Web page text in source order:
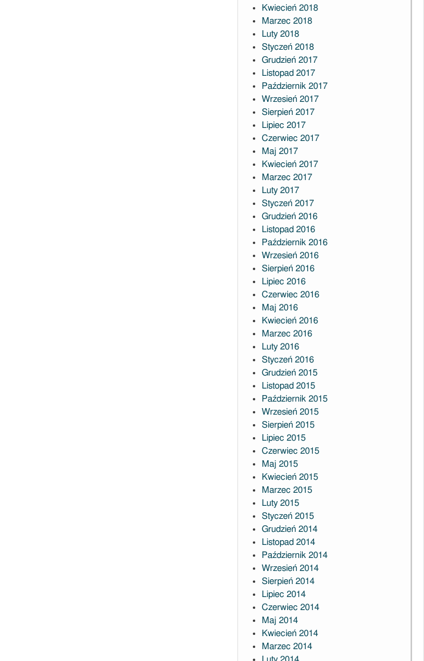
Kwiecień 2018
Marzec 2018
Luty 2018
Styczeń 2018
Grudzień 2017
Listopad 2017
Październik 2017
Wrzesień 2017
Sierpień 2017
Lipiec 2017
Czerwiec 2017
Maj 2017
Kwiecień 2017
Marzec 2017
Luty 2017
Styczeń 2017
Grudzień 2016
Listopad 2016
Październik 2016
Wrzesień 2016
Sierpień 2016
Lipiec 2016
Czerwiec 2016
Maj 2016
Kwiecień 2016
Marzec 2016
Luty 2016
Styczeń 2016
Grudzień 2015
Listopad 2015
Październik 2015
Wrzesień 2015
Sierpień 2015
Lipiec 2015
Czerwiec 2015
Maj 2015
Kwiecień 2015
Marzec 2015
Luty 2015
Styczeń 2015
Grudzień 2014
Listopad 2014
Październik 2014
Wrzesień 2014
Sierpień 2014
Lipiec 2014
Czerwiec 2014
Maj 2014
Kwiecień 2014
Marzec 2014